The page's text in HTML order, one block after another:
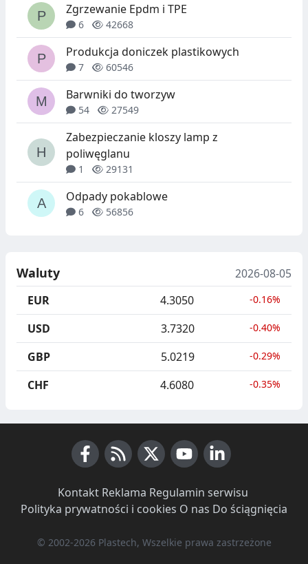
Zgrzewanie Epdm i TPE
6 42668
Produkcja doniczek plastikowych
7 60546
Barwniki do tworzyw
54 27549
Zabezpieczanie kloszy lamp z
poliwęglanu
1 29131
Odpady pokablowe
6 56856
Waluty
2026-08-05
EUR
4.3050 -0.16%
USD 3.7320 -0.40%
GBP 5.0219 -0.29%
CHF 4.6080 -0.35%
Kontakt· Reklama Regulamin serwisu
Polityka prywatności i cookies O nas Do ściągnięcia
© 2002-2026 Plastech, Wszelkie prawa zastrzeżone